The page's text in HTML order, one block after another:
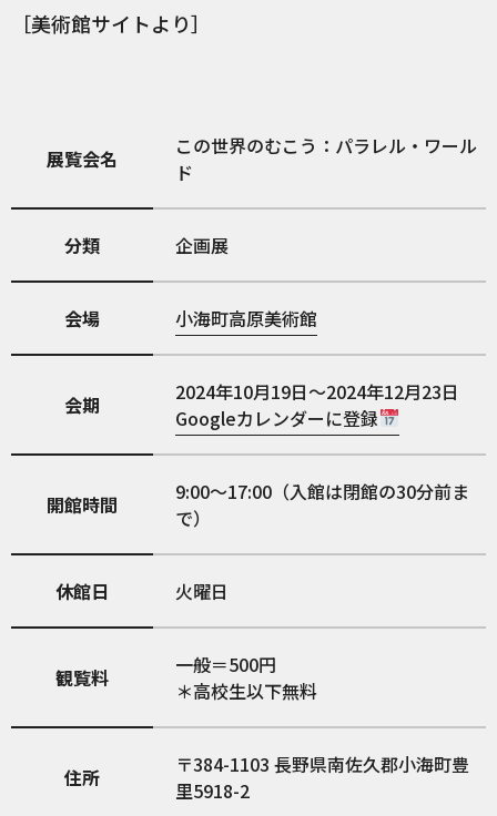
［美術館サイトより］
展覧会名
この世界のむこう：パラレル・ワール
ド
分類 企画展
会場 小海町高原美術館
会期
2024年10月19日～2024年12月23日
Googleカレンダーに登録
開館時間
9:00～17:00（入館は閉館の30分前ま
で）
休館日 火曜日
観覧料
一般＝500円
＊高校生以下無料
住所 384-1103 長野県南佐久郡小海町豊
里5918-2